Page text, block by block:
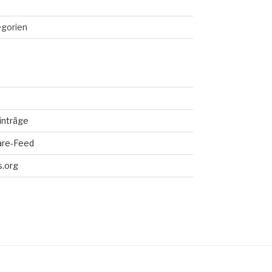
Feed